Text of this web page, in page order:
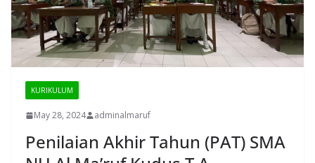
KURIKULUM
May 28, 2024 adminalmaruf
Penilaian Akhir Tahun (PAT) SMA